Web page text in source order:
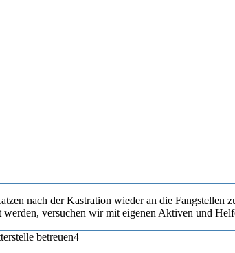
nach der Kastration wieder an die Fangstellen
versuchen wir mit eigenen Aktiven und